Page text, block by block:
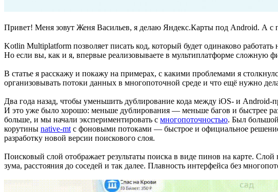
Привет! Меня зовут Женя Васильев, я делаю Яндекс.Карты под Android. А
Kotlin Multiplatform позволяет писать код, который будет одинаково
Но если вы, как и я, впервые реализовываете в мультиплатформе сложную
В статье я расскажу и покажу на примерах, с какими проблемами я
организовывать потоки данных в многопоточной среде и что ещё нужно
Два года назад, чтобы уменьшить дублирование кода между iOS- и
И это уже было хорошо: меньше дублирования — меньше багов и быстрее
больше, и мы начали экспериментировать с многопоточностью. Был
корутины native-mt с фоновыми потоками — быстрое и официальное
разработку новой версии поискового слоя.
Поисковый слой отображает результаты поиска в виде пинов на карте.
зума, расстояния до соседей и так далее. Плавность интерфейса без